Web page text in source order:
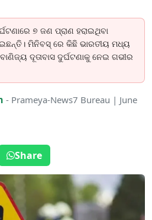
୭ ଜଣ ପ୍ରାଣ ହରାଇଥିବା
ମିନିବସ୍ ରେ କିଛି ଭାରତୀୟ ମଧ୍ୟ
ଦୂତାବାସ ଦୁର୍ଘଟଣାକୁ ନେଇ ଗଭୀର
- Prameya-News7 Bureau | June
Share